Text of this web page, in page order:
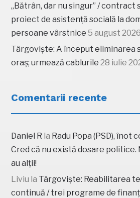
„Bătrân, dar nu singur” / contract
proiect de asistență socială la
persoane vârstnice 5 august 2026
Târgoviște: A început eliminarea
oraș; urmează cablurile 28 iulie
Comentarii recente
Daniel R la Radu Popa (PSD), înot
Cred că nu există dosare politice.
au alții!
Liviu la Târgoviște: Reabilitarea
continuă / trei programe de